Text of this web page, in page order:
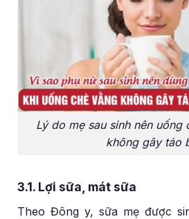
Lý do mẹ sau sinh nên uống
không gây táo
3.1. Lợi sữa, mát sữa
Theo Đông y, sữa mẹ được